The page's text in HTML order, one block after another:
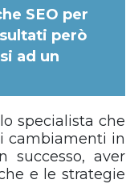
SEO per
però
ad un
specialista che
cambiamenti in
aver
e le strategie